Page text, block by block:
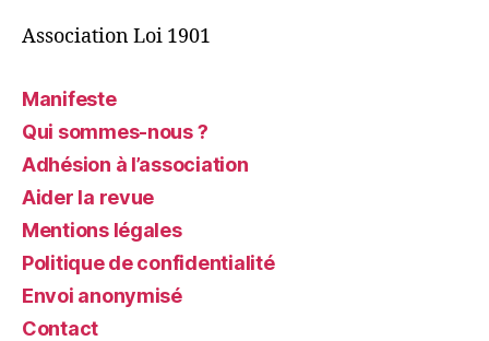
Association Loi 1901
Manifeste
Qui sommes-nous ?
Adhésion à l’association
Aider la revue
Mentions légales
Politique de confidentialité
Envoi anonymisé
Contact